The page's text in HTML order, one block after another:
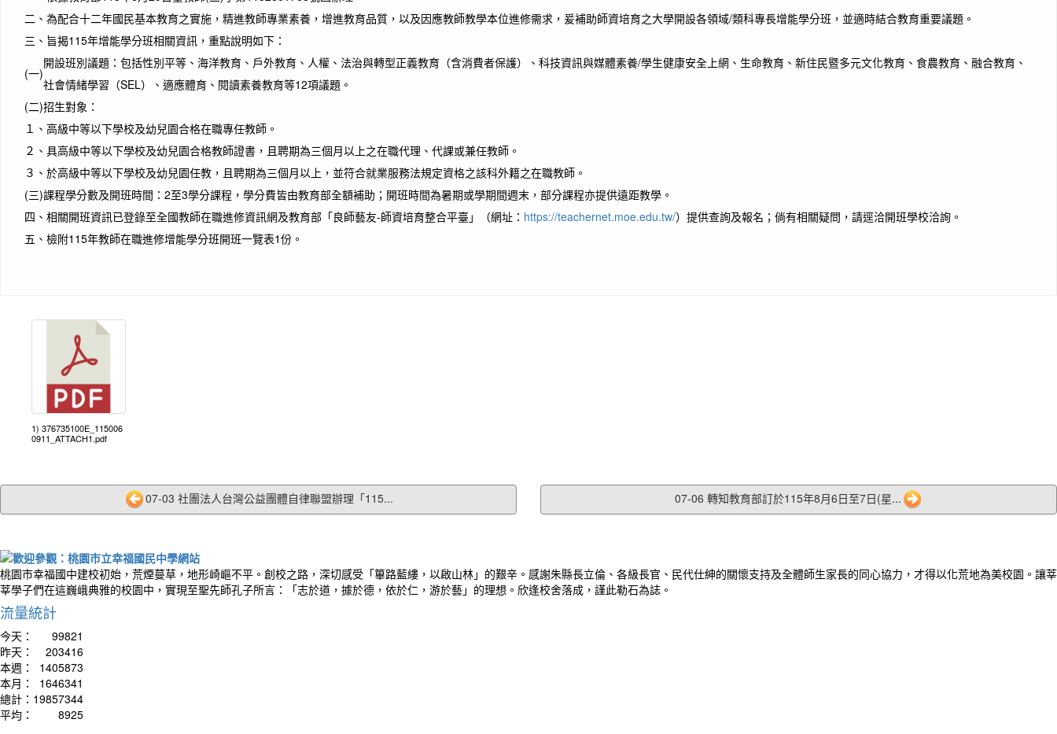
二、 為配合十二年國民基本教育之實施，精進教師專業素養，增進教育品質，以及因應教師教學本位進修需求，爰補助師資培育之大學開設各領域/類科專長增能學分班，並適時結合教育重要議題。
三、 旨揭115年增能學分班相關資訊，重點說明如下：
(一)
開設班別議題：包括性別平等、海洋教育、戶外教育、人權、法治與轉型正義教育（含消費者保護）、科技資訊與媒體素養/學生健康安全上網、生命教育、新住民暨多元文化教育、食農教育、融合教育、
社會情緒學習（SEL）、適應體育、閱讀素養教育等12項議題。
(二)招生對象：
１、 高級中等以下學校及幼兒園合格在職專任教師。
２、 具高級中等以下學校及幼兒園合格教師證書，且聘期為三個月以上之在職代理、代課或兼任教師。
３、 於高級中等以下學校及幼兒園任教，且聘期為三個月以上，並符合就業服務法規定資格之該科外籍之在職教師。
(三)課程學分數及開班時間：2至3學分課程，學分費皆由教育部全額補助；開班時間為暑期或學期間週末，部分課程亦提供遠距教學。
四、 相關開班資訊已登錄至全國教師在職進修資訊網及教育部「良師藝友-師資培育整合平臺」（網址： https://teachernet.moe.edu.tw/）提供查詢及報名；倘有相關疑問，請逕洽開班學校洽詢。
五、 檢附115年教師在職進修增能學分班開班一覽表1份。
1) 376735100E_115006
0911_ATTACH1.pdf
07-03 社團法人台灣公益團體自律聯盟辦理「115... 07-06 轉知教育部訂於115年8月6日至7日(星...
桃園市幸福國中建校初始，荒煙蔓草，地形崎嶇不平。創校之路，深切感受「篳路藍縷，以啟山林」的艱辛。感謝朱縣長立倫、各級長官、民代仕紳的關懷支持及全體師生家長的同心協力，才得以化荒地為美校園。讓莘
莘學子們在這巍峨典雅的校園中，實現至聖先師孔子所言：「志於道，據於德，依於仁，游於藝」的理想。欣逢校舍落成，謹此勒石為誌。
流量統計
今天：
99821
昨天：
203416
本週：
1405873
本月：
1646341
總計： 19857344
平均：
8925